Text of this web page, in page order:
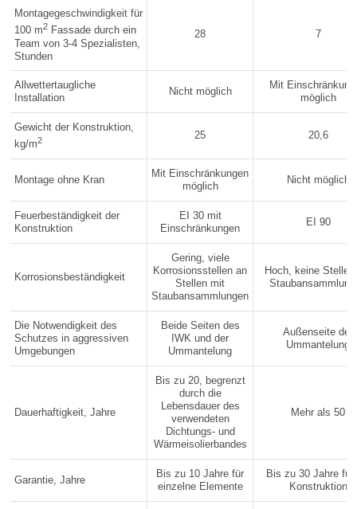
Montagegeschwindigkeit für
100 m2 Fassade durch ein
Team von 3-4 Spezialisten,
Stunden
28 7
Allwettertaugliche
Installation
Nicht möglich
Mit
möglich
Gewicht der Konstruktion,
kg/m2 25 20,6
Montage ohne Kran
Mit Einschränkungen
möglich
Nicht möglich
Feuerbeständigkeit der
Konstruktion
EI 30 mit
Einschränkungen
EI 90
Korrosionsbeständigkeit
Gering, viele
Korrosionsstellen an
Stellen mit
Staubansammlungen
Hoch, keine
Die Notwendigkeit des
Schutzes in aggressiven
Umgebungen
Beide Seiten des
IWK und der
Ummantelung
Außenseite der
Ummantelung
Dauerhaftigkeit, Jahre
Bis zu 20, begrenzt
durch die
Lebensdauer des
verwendeten
Dichtungs- und
Wärmeisolierbandes
Mehr als 50
Garantie, Jahre
Bis zu 10 Jahre für
einzelne Elemente
Bis zu 30 Jahre für
Konstruktion